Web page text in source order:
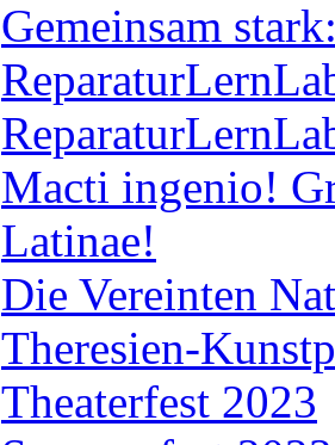
Gemeinsam
Macti ingenio!
Latinae!
Die Vereinten
Theresien-
Theaterfest 2023